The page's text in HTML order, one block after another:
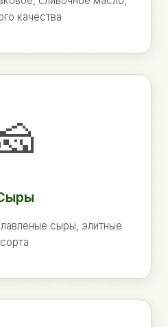
качества
сыры, элитные
сорта